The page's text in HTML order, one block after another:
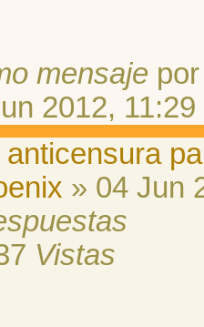
mensaje
2012, 11:29
anticensura
» 04 Jun
Vistas